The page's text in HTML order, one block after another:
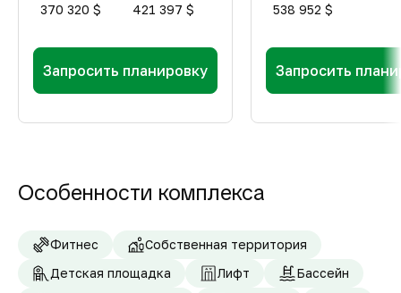
370 320 $ 421 397 $
Запросить планировку
538 952 $
Запросить
Особенности комплекса
Фитнес
Собственная территория
Детская площадка
Лифт
Бассейн